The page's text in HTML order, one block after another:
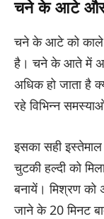
चने के आटे और
चने के आटे को काले
है। चने के आते में
अधिक हो जाता है
रहे विभिन्न
इसका सही
चुटकी हल्दी को
बनायें। मिश्रण
जाने के 20 मिनट